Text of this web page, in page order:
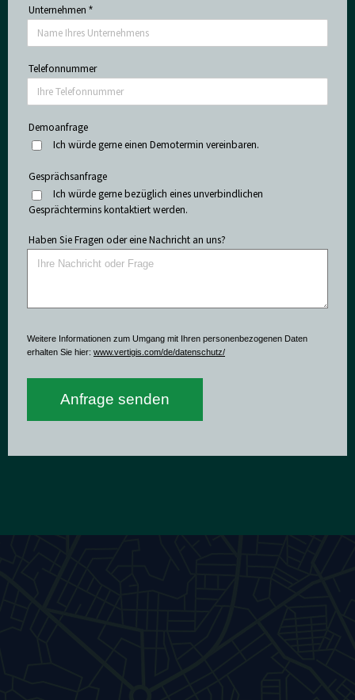
Unternehmen *
Telefonnummer
Demoanfrage
Ich würde gerne einen Demotermin vereinbaren.
Gesprächsanfrage
Ich würde gerne bezüglich eines unverbindlichen
Gesprächtermins kontaktiert werden.
Haben Sie Fragen oder eine Nachricht an uns?
Weitere Informationen zum Umgang mit Ihren personenbezogenen Daten
erhalten Sie hier: www.vertigis.com/de/datenschutz/
Anfrage senden